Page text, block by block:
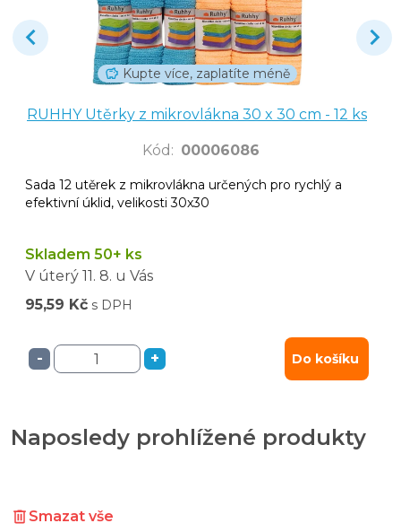
Kupte více, zaplatíte méně
RUHHY Utěrky z mikrovlákna 30 x 30 cm - 12 ks
Kód : 00006086
Sada 12 utěrek z mikrovlákna určených pro rychlý a
efektivní úklid, velikosti 30x30
Skladem 50+ ks
V úterý 11. 8. u Vás
95,59 Kč s DPH
- + Do košíku
Naposledy prohlížené produkty
Smazat vše